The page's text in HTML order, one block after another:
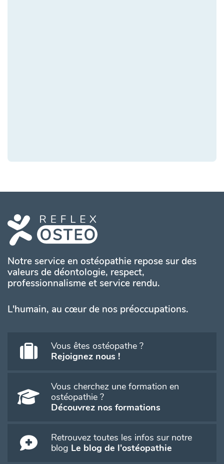
Notre service en ostéopathie repose sur des
valeurs de déontologie, respect,
professionnalisme et service rendu.
L'humain, au cœur de nos préoccupations.
Vous êtes ostéopathe ?
Rejoignez nous !
Vous cherchez une formation en
ostéopathie ?
Découvrez nos formations
Retrouvez toutes les infos sur notre
blog Le blog de l'ostéopathie